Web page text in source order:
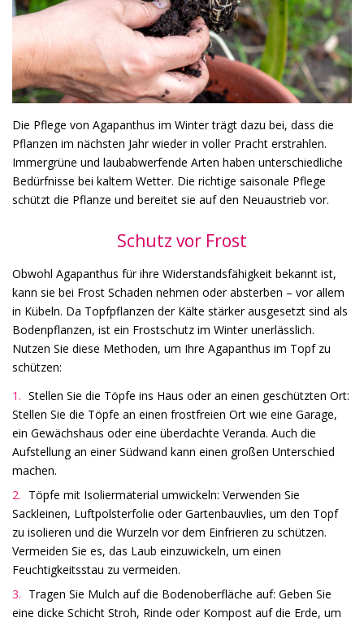
Die Pflege von Agapanthus im Winter trägt dazu bei, dass die
Pflanzen im nächsten Jahr wieder in voller Pracht erstrahlen.
Immergrüne und laubabwerfende Arten haben unterschiedliche
Bedürfnisse bei kaltem Wetter. Die richtige saisonale Pflege
schützt die Pflanze und bereitet sie auf den Neuaustrieb vor.
Schutz vor Frost
Obwohl Agapanthus für ihre Widerstandsfähigkeit bekannt ist,
kann sie bei Frost Schaden nehmen oder absterben – vor allem
in Kübeln. Da Topfpflanzen der Kälte stärker ausgesetzt sind als
Bodenpflanzen, ist ein Frostschutz im Winter unerlässlich.
Nutzen Sie diese Methoden, um Ihre Agapanthus im Topf zu
schützen:
Stellen Sie die Töpfe ins Haus oder an einen geschützten Ort:
Stellen Sie die Töpfe an einen frostfreien Ort wie eine Garage,
ein Gewächshaus oder eine überdachte Veranda. Auch die
Aufstellung an einer Südwand kann einen großen Unterschied
machen.
Töpfe mit Isoliermaterial umwickeln: Verwenden Sie
Sackleinen, Luftpolsterfolie oder Gartenbauvlies, um den Topf
zu isolieren und die Wurzeln vor dem Einfrieren zu schützen.
Vermeiden Sie es, das Laub einzuwickeln, um einen
Feuchtigkeitsstau zu vermeiden.
Tragen Sie Mulch auf die Bodenoberfläche auf: Geben Sie
eine dicke Schicht Stroh, Rinde oder Kompost auf die Erde, um